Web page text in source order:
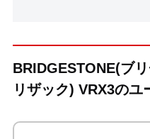
BRIDGESTONE(ブ
リザック) VRX3のユ